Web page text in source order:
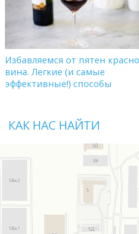
Избавляемся от пятен
вина. Легкие (и самые
эффективные!) способы
КАК НАС НАЙТИ